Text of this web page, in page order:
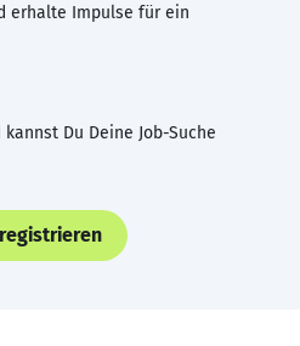
erhalte Impulse für ein
Du Deine Job-Suche